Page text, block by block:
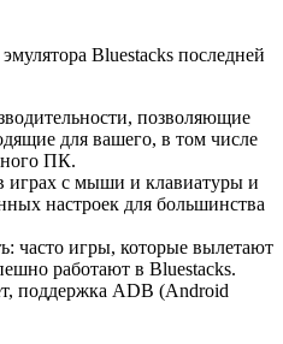
Bluestacks последней
позволяющие
для вашего, в том числе
ПК.
играх с мыши и клавиатуры и
настроек для большинства
часто игры, которые вылетают
работают в Bluestacks.
поддержка ADB (Android